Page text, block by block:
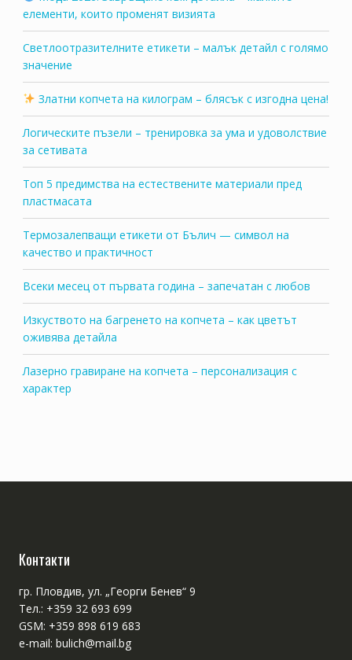
елементи, които променят визията
Светлоотразителните етикети – малък детайл с голямо
значение
Златни копчета на килограм – блясък с изгодна цена!
Логическите пъзели – тренировка за ума и удоволствие
за сетивата
Топ 5 предимства на естествените материали пред
пластмасата
Термозалепващи етикети от Бълич — символ на
качество и практичност
Всеки месец от първата година – запечатан с любов
Изкуството на багренето на копчета – как цветът
оживява детайла
Лазерно гравиране на копчета – персонализация с
характер
Контакти
гр. Пловдив, ул. „Георги Бенев“ 9
Тел.: +359 32 693 699
GSM: +359 898 619 683
e-mail: bulich@mail.bg